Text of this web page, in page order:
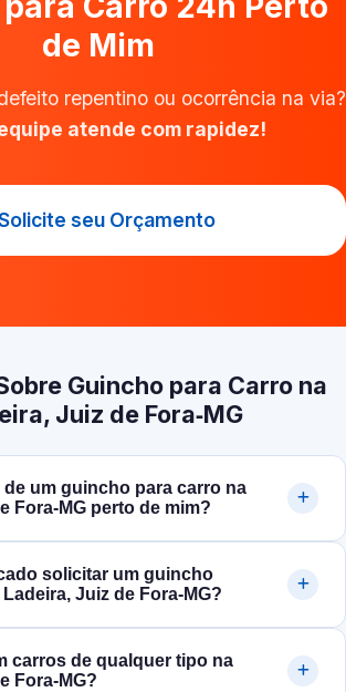
de Mim
repentino ou ocorrência na via?
atende com rapidez!
seu Orçamento
Guincho para Carro na
Juiz de Fora‑MG
de um guincho para carro na
Fora‑MG perto de mim?
solicitar um guincho
Juiz de Fora‑MG?
carros de qualquer tipo na
Fora‑MG?